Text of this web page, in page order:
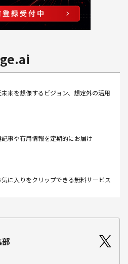
来を想像するビジョン、想定外の活用
事や有用情報を定期的にお届け
に入りをクリップできる無料サービス